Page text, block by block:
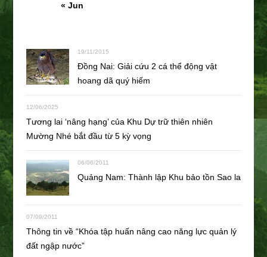
« Jun
19/11/2015
Đồng Nai: Giải cứu 2 cá thể động vật
hoang dã quý hiếm
12/06/2025
Tương lai ‘nâng hạng’ của Khu Dự trữ thiên nhiên
Mường Nhé bắt đầu từ 5 kỳ vọng
06/06/2011
Quảng Nam: Thành lập Khu bảo tồn Sao la
07/09/2011
Thông tin về “Khóa tập huấn nâng cao năng lực quản lý
đất ngập nước”